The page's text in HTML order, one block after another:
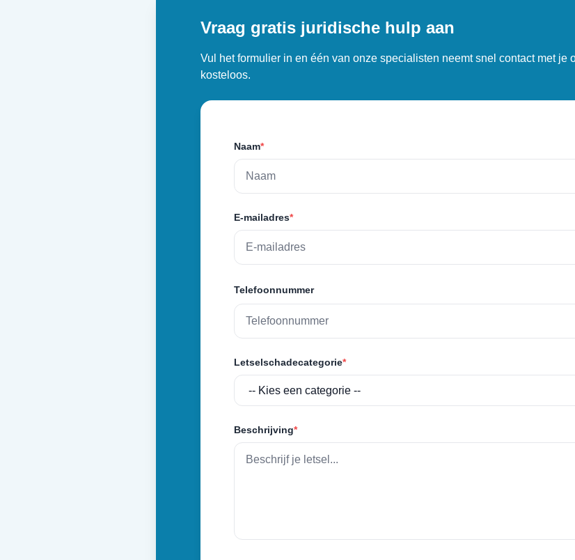
Vraag gratis juridische hulp aan
Vul het formulier in en één van onze specialisten neemt snel contact met je
kosteloos.
Naam*
E-mailadres*
Telefoonnummer
Letselschadecategorie*
Beschrijving*